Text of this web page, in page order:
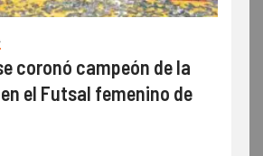
coronó campeón de la
el Futsal femenino de